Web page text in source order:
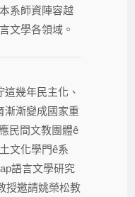
系師資陣容越
文學各領域。
幾年民主化、
漸漸變成國家重
民間文教團體ê
文化學門ê系
語言文學研究
授邀請姚榮松教